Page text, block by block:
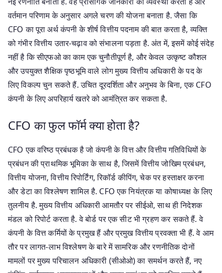
वर्तमान परिणाम के अनुसार अगले चरण की योजना बनाता है. जैसा कि
CFO का पूरा अर्थ कंपनी के शीर्ष वित्तीय पदनाम की बात करता है, व्यक्ति
को गंभीर वित्तीय उतार-चढ़ाव को संभालना पड़ता है. अंत में, इसमें कोई संदेह
नहीं है कि सीएफओ का काम एक चुनौतीपूर्ण है, और केवल उत्कृष्ट कौशल
और उपयुक्त शैक्षिक पृष्ठभूमि वाले लोग मुख्य वित्तीय अधिकारी के पद के
लिए विकल्प चुन सकते हैं. उचित दूरदर्शिता और अनुभव के बिना, एक CFO
कंपनी के लिए अपरिहार्य खतरे को आमंत्रित कर सकता है.
CFO का फुल फॉर्म क्या होता है?
CFO एक वरिष्ठ प्रबंधक है जो कंपनी के वित्त और वित्तीय गतिविधियों के
प्रबंधन की प्राथमिक भूमिका के साथ है, जिसमें वित्तीय जोखिम प्रबंधन,
वित्तीय योजना, वित्तीय रिपोर्टिंग, रिकॉर्ड कीपिंग, चेक पर हस्ताक्षर करना
और डेटा का विश्लेषण शामिल है. CFO एक नियंत्रक या कोषाध्यक्ष के लिए
तुलनीय है. मुख्य वित्तीय अधिकारी आमतौर पर सीईओ, साथ ही निदेशक
मंडल को रिपोर्ट करता है. वे बोर्ड पर एक सीट भी ग्रहण कर सकते हैं. वे
कंपनी के वित्त कर्मियों के प्रमुख हैं और प्रमुख वित्तीय प्रवक्ता भी हैं. वे आम
तौर पर लागत-लाभ विश्लेषण के बारे में सामरिक और रणनीतिक दोनों
मामलों पर मुख्य परिचालन अधिकारी (सीओओ) का समर्थन करते हैं, नए